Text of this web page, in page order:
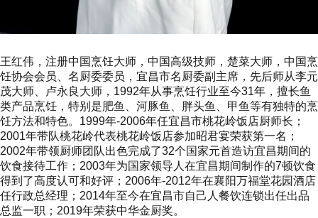
王红伟，注册中国烹饪大师，中国高级技师，楚菜大师，中国烹
饪协会会员、名厨委委员，宜昌市名厨委副主席，先后师从李元
茂大师、卢永良大师，1992年从事烹饪行业至今31年，擅长鱼
类产品烹饪，特别是肥鱼、河豚鱼、胖头鱼、甲鱼等有独特的烹
饪方法和特色。1999年-2006年任宜昌市桃花岭饭店厨师长；
2001年带队桃花岭代表桃花岭饭店参加昭君宴荣获第一名；
2002年带领厨师团队出色完成了32个国家元首造访宜昌期间的
饮食接待工作；2003年为国家领导人在宜昌期间制作的7顿饮食
得到了高度认可和好评；2006年-2012年在襄阳万福堂花园酒店
任行政总经理；2014年至今在宜昌市自己人餐饮连锁出任出品
总监一职；2019年荣获中华金厨奖。